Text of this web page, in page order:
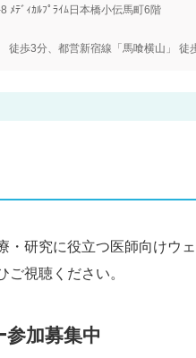
ﾒﾃﾞｨｶﾙﾌﾟﾗｲﾑ日本橋小伝馬町6階
徒歩3分、都営新宿線「馬喰横山」
・研究に役立つ医師向けウ
視聴ください。
加募集中